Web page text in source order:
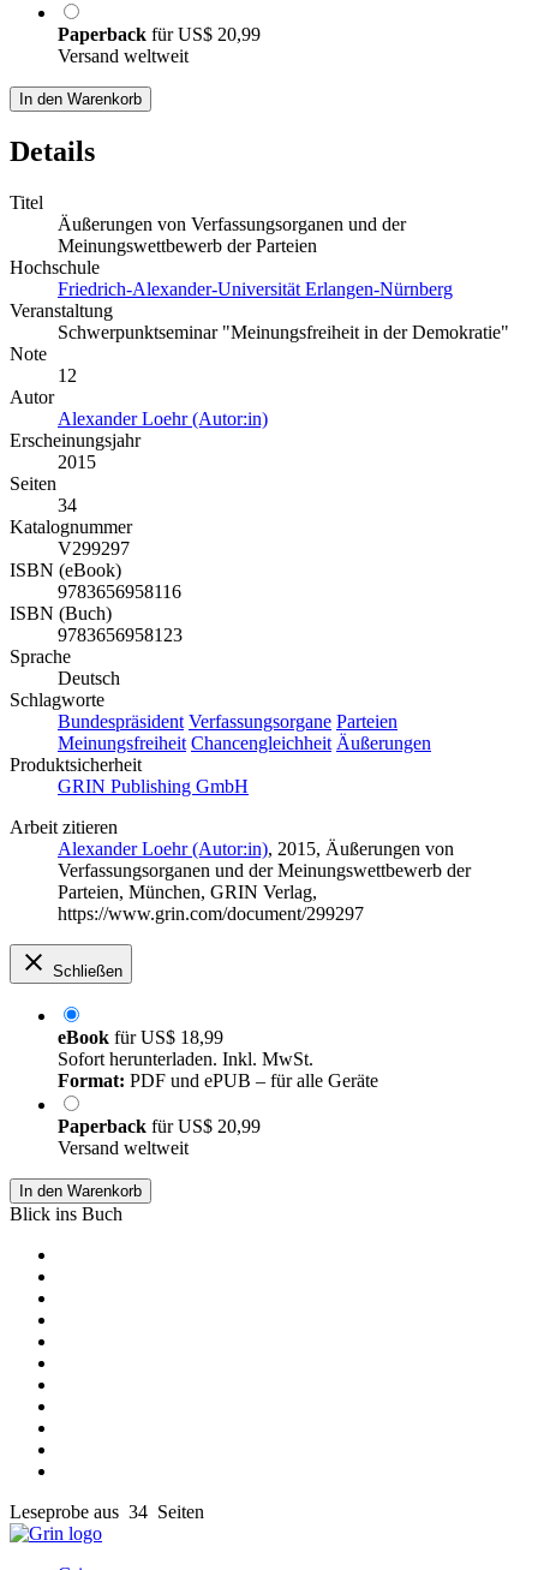
Paperback fürUS$ 20,99
Versand weltweit
In den Warenkorb
Details
Titel
Äußerungen von Verfassungsorganen und der
Meinungswettbewerb der Parteien
Hochschule
Friedrich-Alexander-Universität Erlangen-Nürnberg
Veranstaltung
Schwerpunktseminar "Meinungsfreiheit in der Demokratie"
Note
12
Autor
Alexander Loehr (Autor:in)
Erscheinungsjahr
2015
Seiten
34
Katalognummer
V299297
ISBN (eBook)
9783656958116
ISBN (Buch)
9783656958123
Sprache
Deutsch
Schlagworte
Bundespräsident Verfassungsorgane Parteien
Meinungsfreiheit Chancengleichheit Äußerungen
Produktsicherheit
GRIN Publishing GmbH
Arbeit zitieren
Alexander Loehr (Autor:in), 2015, Äußerungen von
Verfassungsorganen und der Meinungswettbewerb der
Parteien, München, GRIN Verlag,
https://www.grin.com/document/299297
Schließen
eBook fürUS$ 18,99
Sofort herunterladen. Inkl. MwSt.
Format: PDF und ePUB – für alle Geräte
Paperback fürUS$ 20,99
Versand weltweit
In den Warenkorb
Blick ins Buch
Leseprobe aus 34 Seiten